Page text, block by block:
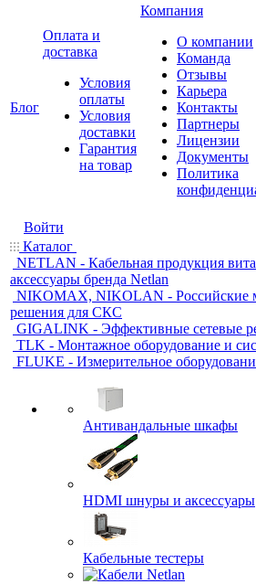
Блог
Оплата и
доставка
Условия
оплаты
Условия
доставки
Гарантия
на товар
Компания
О компании
Команда
Отзывы
Карьера
Контакты
Партнеры
Лицензии
Документы
Политика
Войти
Каталог
NETLAN - Кабельная продукция
аксессуары бренда Netlan
NIKOMAX, NIKOLAN - Российские
решения для СКС
GIGALINK - Эффективные сетевые
TLK - Монтажное оборудование и
FLUKE - Измерительное
Антивандальные шкафы
HDMI шнуры и аксессуары
Кабельные тестеры